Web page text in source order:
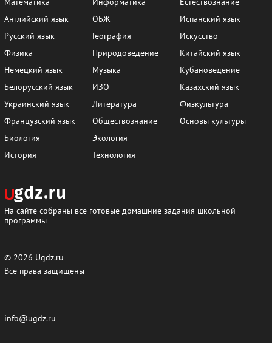
Английский язык
Русский язык
Физика
Немецкий язык
Белорусский язык
Украинский язык
Французский язык
Биология
История
ОБЖ
География
Природоведение
Музыка
ИЗО
Литература
Обществознание
Экология
Технология
Испанский язык
Искусство
Китайский язык
Кубановедение
Казахский язык
Физкультура
Основы культуры
На сайте собраны все готовые домашние задания школьной
программы
© 2026 Ugdz.ru
Все права защищены
info@ugdz.ru